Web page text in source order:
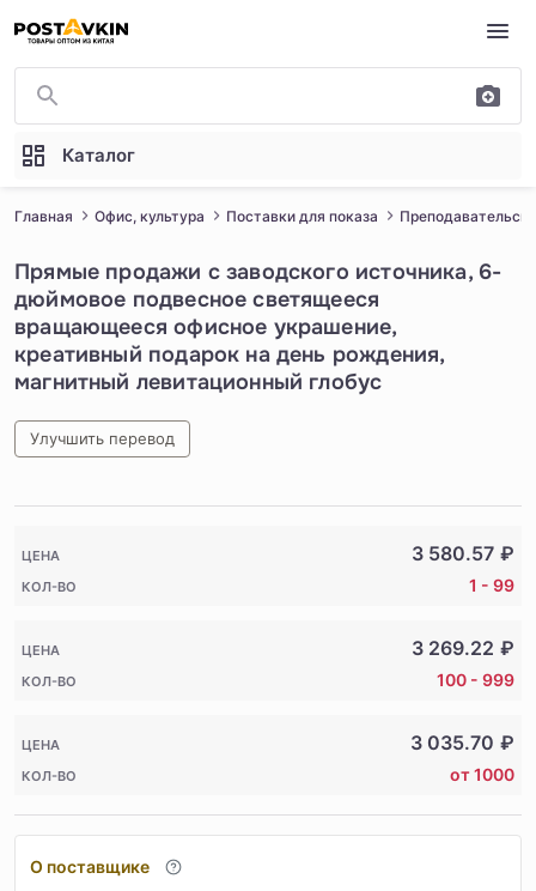
Перейти к основному содержимому
Каталог
Главная Офис, культура Поставки для показа
Прямые продажи с заводского источника, 6-
дюймовое подвесное светящееся
вращающееся офисное украшение,
креативный подарок на день рождения,
магнитный левитационный глобус
Улучшить перевод
ЦЕНА 3 580.57 ₽
КОЛ-ВО 1 - 99
ЦЕНА 3 269.22 ₽
КОЛ-ВО 100 - 999
ЦЕНА 3 035.70 ₽
КОЛ-ВО от 1000
О поставщике